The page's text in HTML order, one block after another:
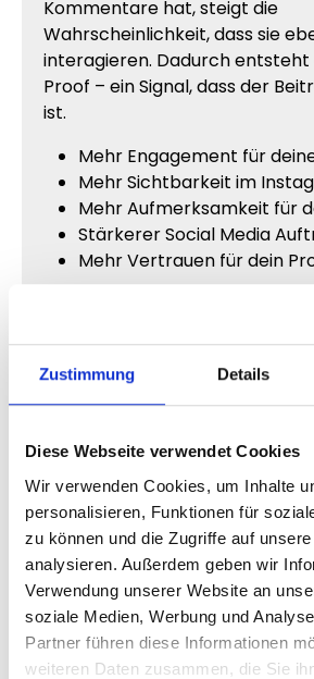
Zustimmung Details
Diese Webseite verwendet Cookies
Wir verwenden Cookies, um Inhalte
personalisieren, Funktionen für
zu können und die Zugriffe auf
analysieren. Außerdem geben wir
Verwendung unserer Website an
soziale Medien, Werbung und
Partner führen diese Informationen
weiteren Daten zusammen, die Sie
Kommentare hat, steigt die
Wahrscheinlichkeit, dass sie
interagieren. Dadurch entsteht
Proof – ein Signal, dass der
ist.
Mehr Engagement für
Mehr Sichtbarkeit im
Mehr Aufmerksamkeit für
Stärkerer Social Media
Mehr Vertrauen für dein
Instagram
und Reichweite erhöhen
Wenn du Instagram
möchtest, kannst du deinen
Kommentaren wirken deutlich
werden häufiger
steigt die Chance, dass weitere
ebenfalls kommentieren oder
liken.
Gerade am Anfang eines
Engagement besonders
Post direkt nach der